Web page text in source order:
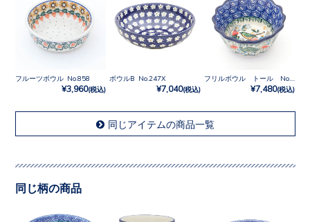
フルーツボウル No.858
¥3,960(税込)
ボウルB No.247X
¥7,040(税込) ¥7,480(税込)
同じアイテムの商品一覧
同じ柄の商品